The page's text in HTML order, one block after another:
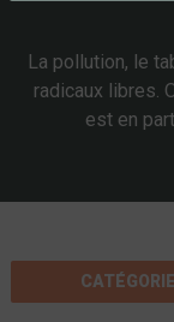
La pollution, le
radicaux libres.
est en